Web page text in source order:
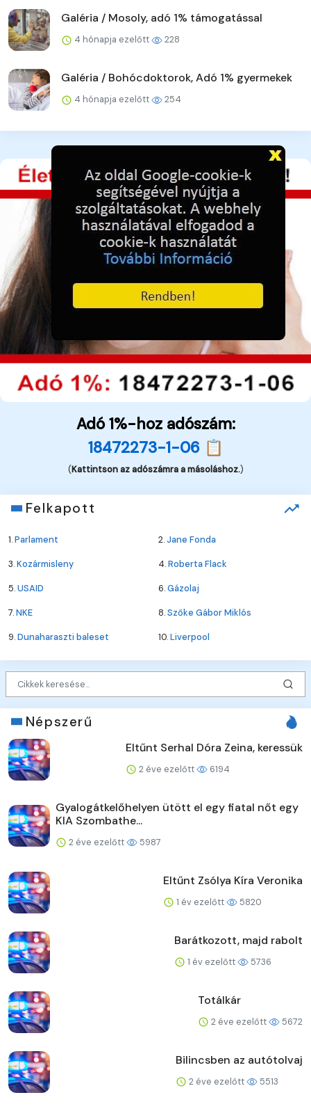
Galéria / Mosoly, adó 1% támogatással
4 hónapja ezelőtt 228
Galéria / Bohócdoktorok, Adó 1% gyermekek
4 hónapja ezelőtt 254
Adó 1%-hoz adószám:
18472273-1-06 📋
(Kattintson az adószámra a másoláshoz.)
Felkapott
1.Parlament 2.Jane Fonda
3.Kozármisleny 4.Roberta Flack
5.USAID 6.Gázolaj
7.NKE 8.Szőke Gábor Miklós
9.Dunaharaszti baleset 10.Liverpool
Népszerű
Eltűnt Serhal Dóra Zeina, keressük
2 éve ezelőtt 6194
Gyalogátkelőhelyen ütött el egy fiatal nőt egy
KIA Szombathe...
2 éve ezelőtt 5987
Eltűnt Zsólya Kíra Veronika
1 év ezelőtt 5820
Barátkozott, majd rabolt
1 év ezelőtt 5736
Totálkár
2 éve ezelőtt 5672
Bilincsben az autótolvaj
2 éve ezelőtt 5513